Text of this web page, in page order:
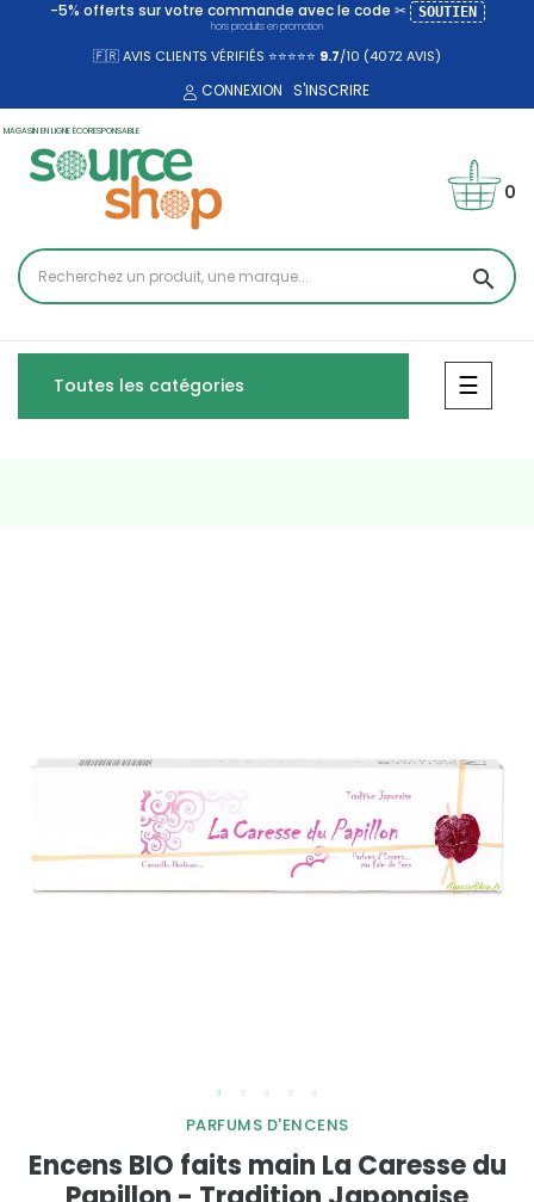
-5% offerts sur votre commande avec le code ✂ SOUTIEN
hors produits en promotion
🇫🇷 AVIS CLIENTS VÉRIFIÉS ⭐⭐⭐⭐⭐ 9.7/10 (4072AVIS)
CONNEXION S'INSCRIRE
MAGASIN EN LIGNE ÉCORESPONSABLE
search
0
Toutes les catégories ☰
PARFUMS D'ENCENS
Encens BIO faits main La Caresse du